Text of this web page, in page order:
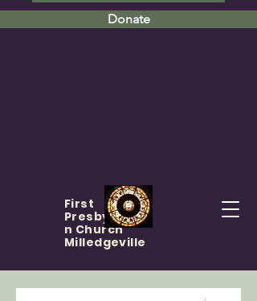
Donate
First
Presbyteria
n Church
Milledgeville